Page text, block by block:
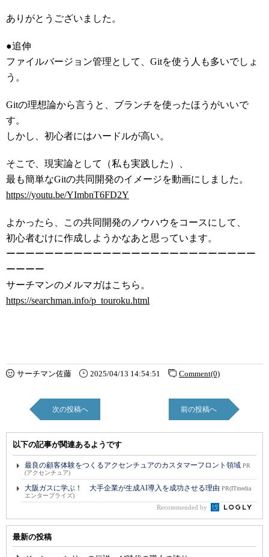
ありがとうございました。
●追伸
ファイルバージョン管理として、Gitを使う人も多いでしょ
う。
Gitの理想論から言うと、ブランチを使ったほうがいいで
す。
しかし、初心者にはハードルが高い。
そこで、現実論として（私も実践した）、
最も簡単なGitの共同開発のイメージを動画にしました。
https://youtu.be/YImbnT6FD2Y
よかったら、この共同開発のノウハウをコースにして、
初心者むけに作成しようかなあと思っています。
ーーーーーーーーーーーーーーーーーーーーーーーーーー
ーーーー
サーチマンのメルマガはこちら。
https://searchman.info/p_touroku.html
サーチマン佐藤 2025/04/13 14:54:51 Comment(0)
次の投稿へ 前の投稿へ
以下の記事が関連あるようです
最良の顧客体験をつくるアクセンチュアのカスタマーフロント領域 PR
(アクセンチュア)
大阪ガスに学ぶ！ 大手企業が生成AI導入を成功させる理由 PR(ITmedia
エンタープライズ)
Recommended by
最新の投稿